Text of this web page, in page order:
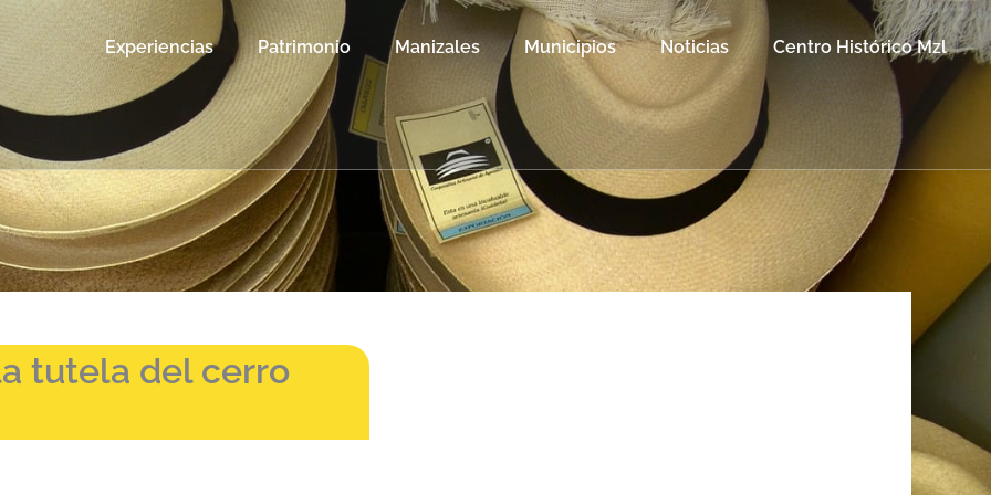
Experiencias Patrimonio Manizales Municipios Noticias Centro Histórico Mzl
tutela del cerro